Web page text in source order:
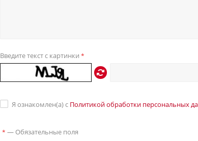
Введите текст с картинки *
Я ознакомлен(а) с Политикой обработки персональных
* — Обязательные поля